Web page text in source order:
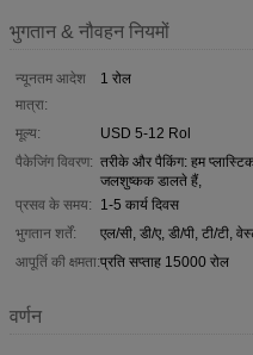
भुगतान & नौवहन नियमों
न्यूनतम आदेश
मात्रा:
1 रोल
मूल्य:
USD 5-12 Rol
पैकेजिंग विवरण: तरीके और पैकिंग: हम
जलशुष्कक डालते हैं,
प्रसव के समय:
1-5 कार्य दिवस
भुगतान शर्तें:
एल/सी, डी/ए, डी/पी, टी/टी,
आपूर्ति की क्षमता:प्रति सप्ताह 15000 रोल
वर्णन